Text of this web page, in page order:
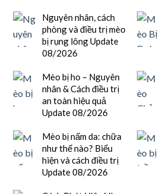
Nguyên nhân, cách
phòng và điều trị mèo
bị rụng lông Update
08/2026
Mèo bị ho – Nguyên
nhân & Cách điều trị
an toàn hiệu quả
Update 08/2026
Mèo bị nấm da: chữa
như thế nào? Biểu
hiện và cách điều trị
Update 08/2026